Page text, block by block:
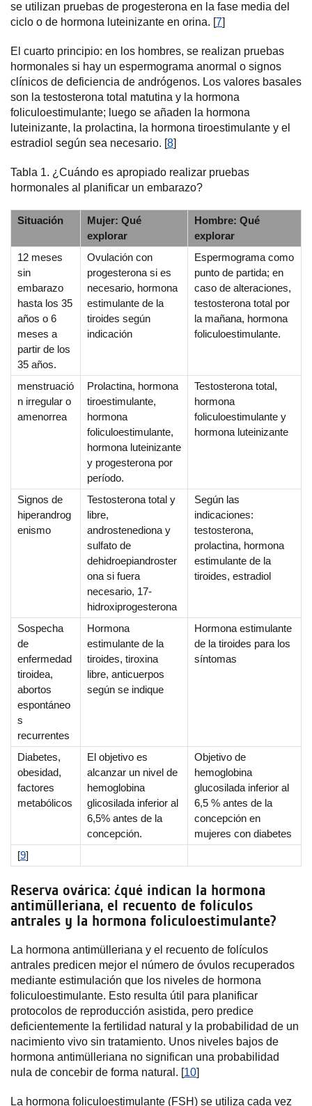
se utilizan pruebas de progesterona en la fase media del
ciclo o de hormona luteinizante en orina. [7]
El cuarto principio: en los hombres, se realizan pruebas
hormonales si hay un espermograma anormal o signos
clínicos de deficiencia de andrógenos. Los valores basales
son la testosterona total matutina y la hormona
foliculoestimulante; luego se añaden la hormona
luteinizante, la prolactina, la hormona tiroestimulante y el
estradiol según sea necesario. [8]
Tabla 1. ¿Cuándo es apropiado realizar pruebas
hormonales al planificar un embarazo?
Situación
Mujer: Qué
explorar
Hombre: Qué
explorar
12 meses
sin
embarazo
hasta los 35
años o 6
meses a
partir de los
35 años.
Ovulación con
progesterona si es
necesario, hormona
estimulante de la
tiroides según
indicación
Espermograma como
punto de partida; en
caso de alteraciones,
testosterona total por
la mañana, hormona
foliculoestimulante.
menstruació
n irregular o
amenorrea
Prolactina, hormona
tiroestimulante,
hormona
foliculoestimulante,
hormona luteinizante
y progesterona por
período.
Testosterona total,
hormona
foliculoestimulante y
hormona luteinizante
Signos de
hiperandrog
enismo
Testosterona total y
libre,
androstenediona y
sulfato de
dehidroepiandroster
ona si fuera
necesario, 17-
hidroxiprogesterona
Según las
indicaciones:
testosterona,
prolactina, hormona
estimulante de la
tiroides, estradiol
Sospecha
de
enfermedad
tiroidea,
abortos
espontáneo
s
recurrentes
Hormona
estimulante de la
tiroides, tiroxina
libre, anticuerpos
según se indique
Hormona estimulante
de la tiroides para los
síntomas
Diabetes,
obesidad,
factores
metabólicos
El objetivo es
alcanzar un nivel de
hemoglobina
glicosilada inferior al
6,5% antes de la
concepción.
Objetivo de
hemoglobina
glucosilada inferior al
6,5 % antes de la
concepción en
mujeres con diabetes
[9]
Reserva ovárica: ¿qué indican la hormona
antimülleriana, el recuento de folículos
antrales y la hormona foliculoestimulante?
La hormona antimülleriana y el recuento de folículos
antrales predicen mejor el número de óvulos recuperados
mediante estimulación que los niveles de hormona
foliculoestimulante. Esto resulta útil para planificar
protocolos de reproducción asistida, pero predice
deficientemente la fertilidad natural y la probabilidad de un
nacimiento vivo sin tratamiento. Unos niveles bajos de
hormona antimülleriana no significan una probabilidad
nula de concebir de forma natural. [10]
La hormona foliculoestimulante (FSH) se utiliza cada vez